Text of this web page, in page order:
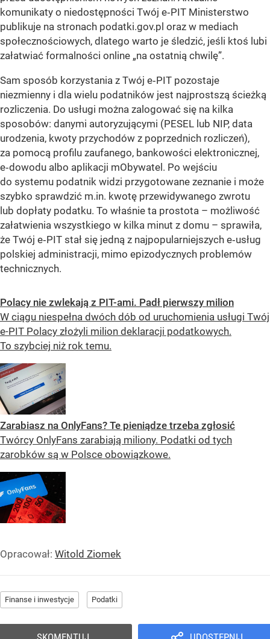
komunikaty o niedostępności Twój e‑PIT Ministerstwo
publikuje na stronach podatki.gov.pl oraz w mediach
społecznościowych, dlatego warto je śledzić, jeśli ktoś lubi
załatwiać formalności online „na ostatnią chwilę”.
Sam sposób korzystania z Twój e‑PIT pozostaje
niezmienny i dla wielu podatników jest najprostszą ścieżką
rozliczenia. Do usługi można zalogować się na kilka
sposobów: danymi autoryzującymi (PESEL lub NIP, data
urodzenia, kwoty przychodów z poprzednich rozliczeń),
za pomocą profilu zaufanego, bankowości elektronicznej,
e‑dowodu albo aplikacji mObywatel. Po wejściu
do systemu podatnik widzi przygotowane zeznanie i może
szybko sprawdzić m.in. kwotę przewidywanego zwrotu
lub dopłaty podatku. To właśnie ta prostota – możliwość
załatwienia wszystkiego w kilka minut z domu – sprawiła,
że Twój e‑PIT stał się jedną z najpopularniejszych e‑usług
polskiej administracji, mimo epizodycznych problemów
technicznych.
Polacy nie zwlekają z PIT-ami. Padł pierwszy milion
W ciągu niespełna dwóch dób od uruchomienia usługi Twój
e-PIT Polacy złożyli milion deklaracji podatkowych.
To szybciej niż rok temu.
Zarabiasz na OnlyFans? Te pieniądze trzeba zgłosić
Twórcy OnlyFans zarabiają miliony. Podatki od tych
zarobków są w Polsce obowiązkowe.
Opracował: Witold Ziomek
Finanse i inwestycje Podatki